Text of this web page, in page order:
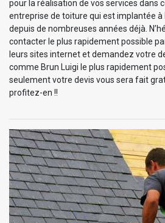
pour la réalisation de vos services dans
entreprise de toiture qui est implantée à
depuis de nombreuses années déjà.
contacter le plus rapidement possible
leurs sites internet et demandez votre
comme Brun Luigi le plus rapidement
seulement votre devis vous sera fait
profitez-en !!